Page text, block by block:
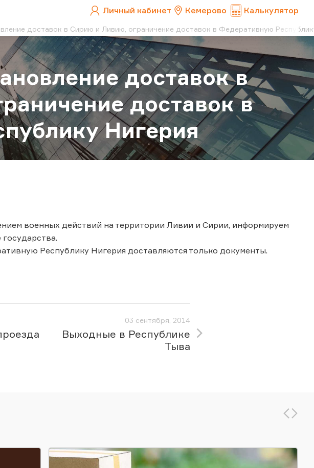
Личный кабинет Кемерово Калькулятор
доставок в Сирию и Ливию, ограничение доставок в Федеративную
доставок в
доставок в
Нигерия
военных действий на территории Ливии и Сирии, информируем
Республику Нигерия доставляются только документы.
03 сентября, 2014
Выходные в Республике
Тыва